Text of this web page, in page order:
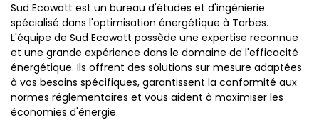
Sud Ecowatt est un bureau d'études et d'ingénierie
spécialisé dans l'optimisation énergétique à Tarbes.
L'équipe de Sud Ecowatt possède une expertise reconnue
et une grande expérience dans le domaine de l'efficacité
énergétique. Ils offrent des solutions sur mesure adaptées
à vos besoins spécifiques, garantissent la conformité aux
normes réglementaires et vous aident à maximiser les
économies d'énergie.